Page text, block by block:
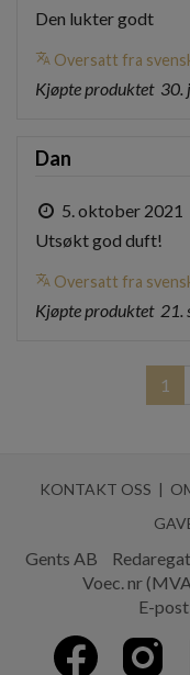
Den lukter godt
translate Oversatt fra
Kjøpte produktet 30.
Dan
5. oktober 2021
Utsøkt god duft!
translate Oversatt fra
Kjøpte produktet 21.
1
KONTAKT OSS
Gents AB
Voec. nr
E-